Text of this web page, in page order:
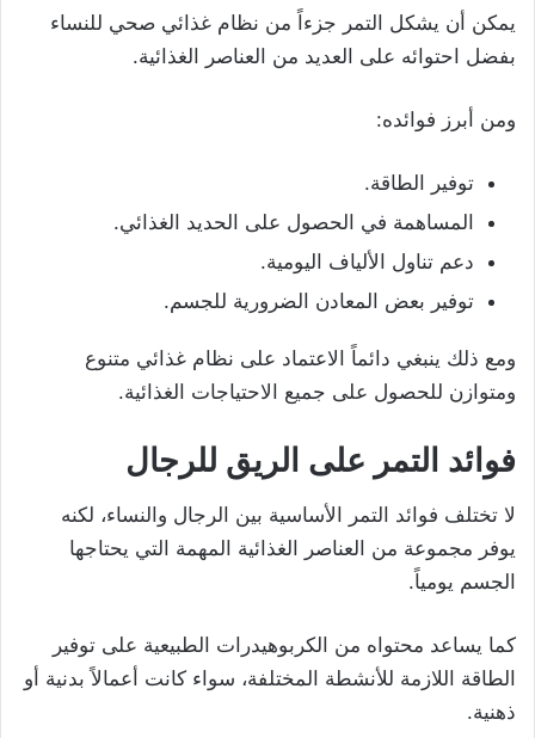
يمكن أن يشكل التمر جزءاً من نظام غذائي صحي للنساء
بفضل احتوائه على العديد من العناصر الغذائية.
ومن أبرز فوائده:
توفير الطاقة.
المساهمة في الحصول على الحديد الغذائي.
دعم تناول الألياف اليومية.
توفير بعض المعادن الضرورية للجسم.
ومع ذلك ينبغي دائماً الاعتماد على نظام غذائي متنوع
ومتوازن للحصول على جميع الاحتياجات الغذائية.
فوائد التمر على الريق للرجال
لا تختلف فوائد التمر الأساسية بين الرجال والنساء، لكنه
يوفر مجموعة من العناصر الغذائية المهمة التي يحتاجها
الجسم يومياً.
كما يساعد محتواه من الكربوهيدرات الطبيعية على توفير
الطاقة اللازمة للأنشطة المختلفة، سواء كانت أعمالاً بدنية أو
ذهنية.